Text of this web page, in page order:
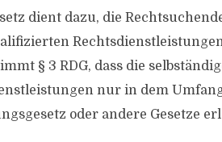
dient dazu, die
Rechtsdienstleistungen
§ 3 RDG, dass die
nur in dem
oder andere Gesetze